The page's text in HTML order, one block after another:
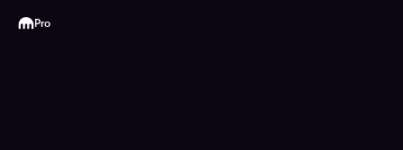
Kraken
Pro